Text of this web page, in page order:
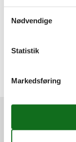
Geografier
Sønderjylland
Møgeltønder
Nødvendige
Statistik
Markedsføring